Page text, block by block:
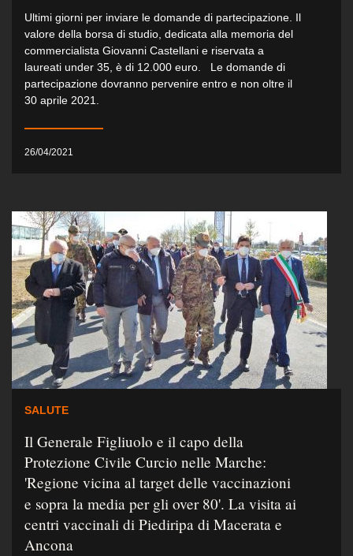
Ultimi giorni per inviare le domande di partecipazione. Il
valore della borsa di studio, dedicata alla memoria del
commercialista Giovanni Castellani e riservata a
laureati under 35, è di 12.000 euro. Le domande di
partecipazione dovranno pervenire entro e non oltre il
30 aprile 2021.
26/04/2021
SALUTE
Il Generale Figliuolo e il capo della
Protezione Civile Curcio nelle Marche:
'Regione vicina al target delle vaccinazioni
e sopra la media per gli over 80'. La visita ai
centri vaccinali di Piediripa di Macerata e
Ancona